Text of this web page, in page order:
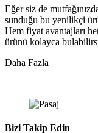
Eğer siz de
sunduğu bu yenilikçi
Hem fiyat avantajları
ürünü kolayca
Daha Fazla
Bizi Takip Edin